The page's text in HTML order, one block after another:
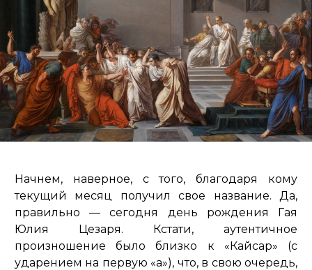
Начнем, наверное, с того, благодаря кому
текущий месяц получил свое название. Да,
правильно — сегодня день рождения Гая
Юлия Цезаря. Кстати, аутентичное
произношение было близко к «Кайсар» (с
ударением на первую «а»), что, в свою очередь,